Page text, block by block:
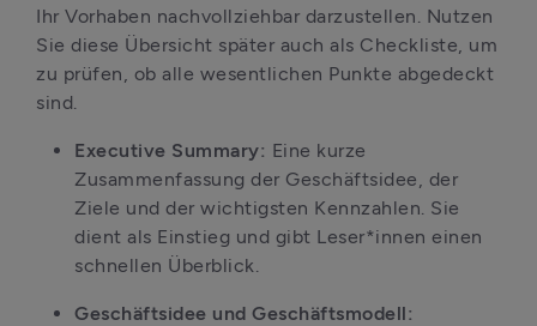
Ihr Vorhaben nachvollziehbar darzustellen. Nutzen
Sie diese Übersicht später auch als Checkliste, um
zu prüfen, ob alle wesentlichen Punkte abgedeckt
sind.
Executive Summary: Eine kurze
Zusammenfassung der Geschäftsidee, der
Ziele und der wichtigsten Kennzahlen. Sie
dient als Einstieg und gibt Leser*innen einen
schnellen Überblick.
Geschäftsidee und Geschäftsmodell: